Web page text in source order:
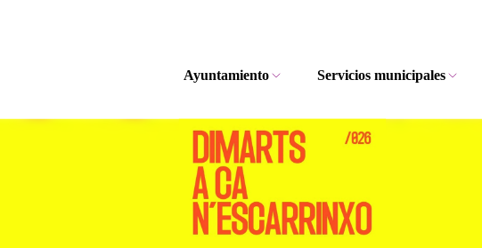
Ayuntamiento Servicios municipales